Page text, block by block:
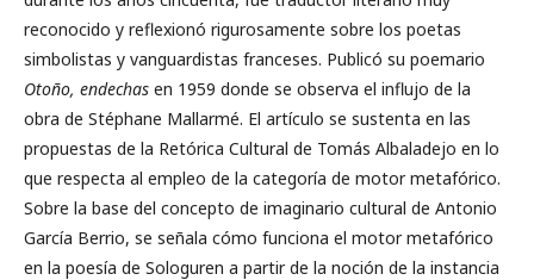
reconocido y reflexionó rigurosamente sobre los poetas
simbolistas y vanguardistas franceses. Publicó su poemario
Otoño, endechas en 1959 donde se observa el influjo de la
obra de Stéphane Mallarmé. El artículo se sustenta en las
propuestas de la Retórica Cultural de Tomás Albaladejo en lo
que respecta al empleo de la categoría de motor metafórico.
Sobre la base del concepto de imaginario cultural de Antonio
García Berrio, se señala cómo funciona el motor metafórico
en la poesía de Sologuren a partir de la noción de la instancia